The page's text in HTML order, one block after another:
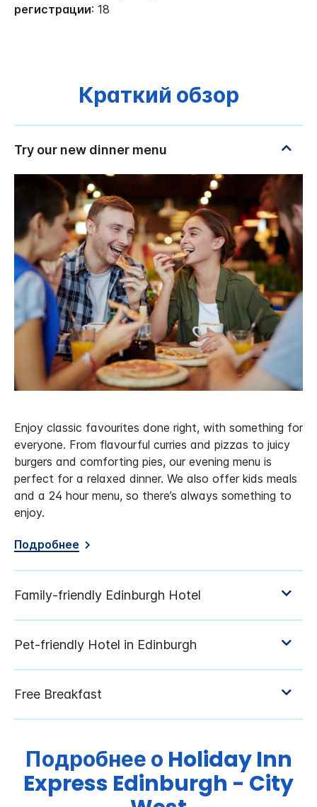
регистрации: 18
Краткий обзор
Enjoy classic favourites done right, with something for
everyone. From flavourful curries and pizzas to juicy
burgers and comforting pies, our evening menu is
perfect for a relaxed dinner. We also offer kids meals
and a 24 hour menu, so there’s always something to
enjoy.
Подробнее
Подробнее о Holiday Inn
Express Edinburgh - City